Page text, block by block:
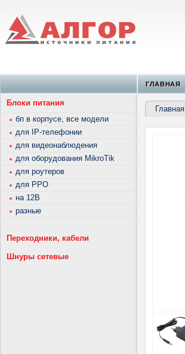
ГЛАВНАЯ
Главная
Блоки питания
бп в корпусе, все модели
для IP-телефонии
для видеонаблюдения
для оборудования MikroTik
для роутеров
для РРО
на 12В
разные
Переходники, кабели
Шнуры сетевые